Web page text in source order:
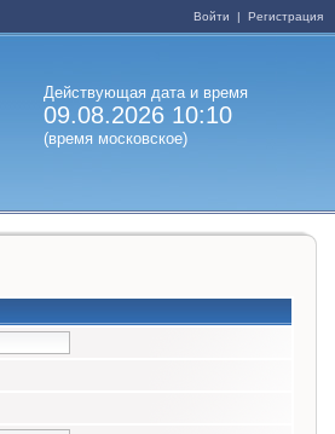
Войти | Регистрация
Действующая дата и время
09.08.2026 10:10
(время московское)